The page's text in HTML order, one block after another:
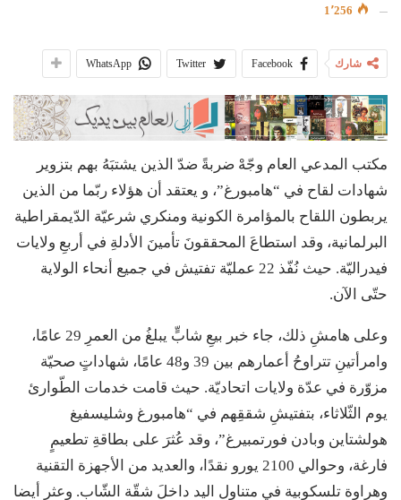
شارك Facebook
Twitter
WhatsApp
مكتب المدعي العام وجّهْ ضربةً ضدّ الذين يشتبَهُ بهم بتزوير
شهادات لقاح في “هامبورغ”، و يعتقد أن هؤلاء ربّما من الذين
يربطون اللقاح بالمؤامرة الكونية ومنكري شرعيّة الدّيمقراطية
البرلمانية، وقد استطاعَ المحققونَ تأمينَ الأدلةِ في أربعِ ولايات
فيدراليّة. حيث نُفّذ 22 عمليّة تفتيش في جميع أنحاء الولاية
حتّى الآن.
وعلى هامشِ ذلك، جاء خبر بيعِ شابٍّ يبلغُ من العمرِ 29 عامًا،
وامرأتينِ تتراوحُ أعمارهم بين 39 و48 عامًا، شهاداتٍ صحيّة
مزوّرة في عدّة ولايات اتحاديّة. حيث قامت خدمات الطّوارئ
يوم الثّلاثاء، بتفتيشِ شققِهم في “هامبورغ وشليسفيغ
هولشتاين وبادن فورتمبيرغ”، وقد عُثرَ على بطاقةِ تطعيمٍ
فارغة، وحوالي 2100 يورو نقدًا، والعديد من الأجهزة التقنية
وهراوة تلسكوبية في متناول اليد داخلَ شقّة الشّاب. وعثر أيضا